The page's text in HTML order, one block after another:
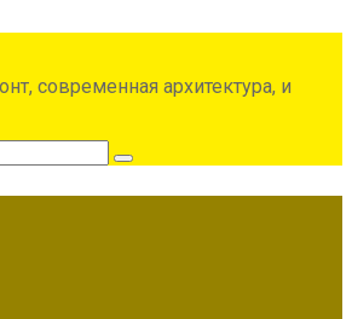
современная архитектура, и